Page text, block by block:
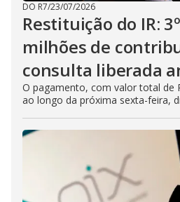
DO R7/23/07/2026
Restituição do IR:
milhões de
consulta liberada
O pagamento, com valor total de
ao longo da próxima sexta-feira,